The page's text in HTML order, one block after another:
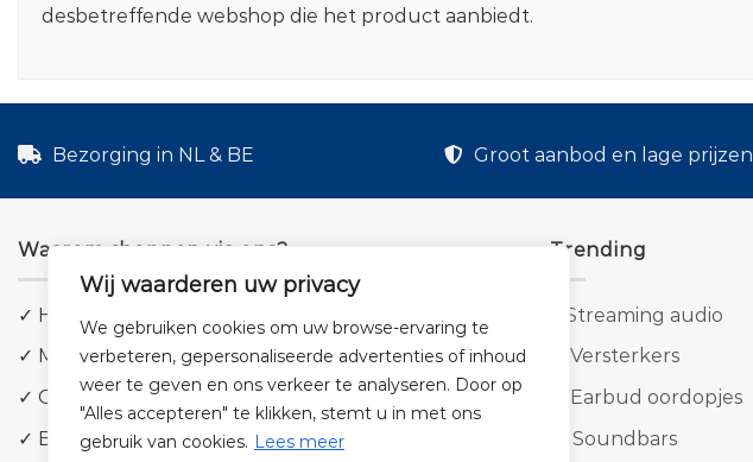
Wij waarderen uw privacy
We gebruiken cookies om uw browse-ervaring te
verbeteren, gepersonaliseerde advertenties of inhoud
weer te geven en ons verkeer te analyseren. Door op
"Alles accepteren" te klikken, stemt u in met ons
gebruik van cookies. Lees meer
desbetreffende webshop die het product aanbiedt.
Bezorging in NL & BE Groot aanbod en lage prijzen
Waarom shoppen via ons?
✓ Hoge kwaliteit geluid
✓ Meer dan 5.000 producten
✓ Groot aanbod en lage prijzen
✓ Bezorging in NL & BE
Trending
Streaming audio
Versterkers
Earbud oordopjes
Soundbars